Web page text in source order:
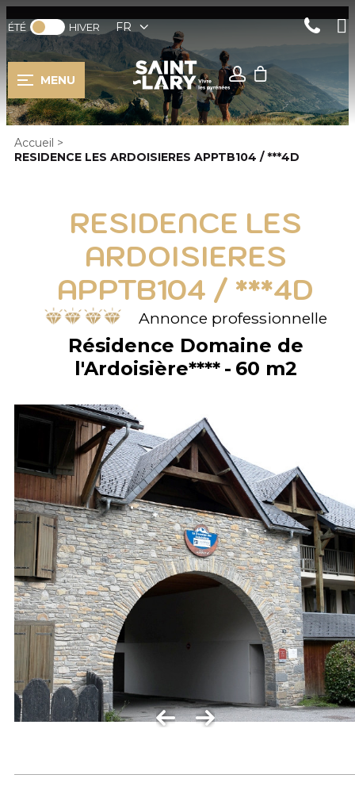
ÉTÉ HIVER FR
MENU
Accueil >
RESIDENCE LES ARDOISIERES APPTB104 / ***4D
RESIDENCE LES
ARDOISIERES
APPTB104 / ***4D
Annonce professionnelle
Résidence Domaine de
l'Ardoisière****
60 m2